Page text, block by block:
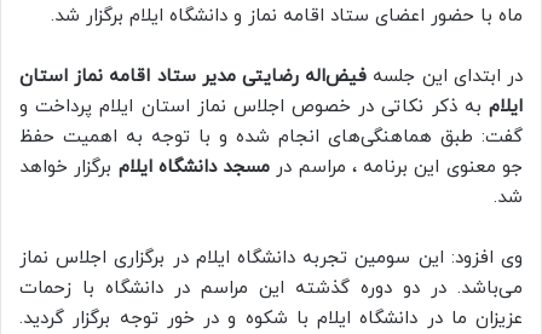
ماه با حضور اعضای ستاد اقامه نماز و دانشگاه ایلام برگزار شد.
در ابتدای این جلسه فیض‌اله رضایتی مدیر ستاد اقامه نماز استان
ایلام به ذکر نکاتی در خصوص اجلاس نماز استان ایلام پرداخت و
گفت: طبق هماهنگی‌های انجام شده و با توجه به اهمیت حفظ
جو معنوی این برنامه ، مراسم در مسجد دانشگاه ایلام برگزار خواهد
شد.
وی افزود: این سومین تجربه دانشگاه ایلام در برگزاری اجلاس نماز
می‌باشد. در دو دوره گذشته این مراسم در دانشگاه با زحمات
عزیزان ما در دانشگاه ایلام با شکوه و در خور توجه برگزار گردید.